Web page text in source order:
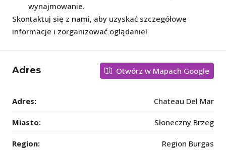
wynajmowanie.
Skontaktuj się z nami, aby uzyskać szczegółowe
informacje i zorganizować oglądanie!
Adres Otwórz w Mapach Google
Adres: Chateau Del Mar
Miasto: Słoneczny Brzeg
Region: Region Burgas